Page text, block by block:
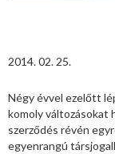
2014. 02. 25.
Négy évvel ezelőtt
komoly változásokat
szerződés révén
egyenrangú